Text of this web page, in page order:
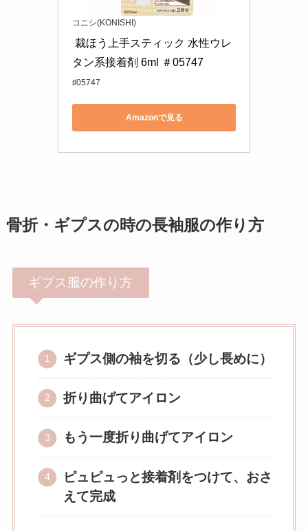
コニシ(KONISHI)
タン系接着剤 6ml ＃05747
♯05747
Amazonで見る
骨折・ギプスの時の長袖服の作り方
ギプス服の作り方
ギプス側の袖を切る（少し長めに）
折り曲げてアイロン
もう一度折り曲げてアイロン
ピュピュっと接着剤をつけて、おさ
えて完成